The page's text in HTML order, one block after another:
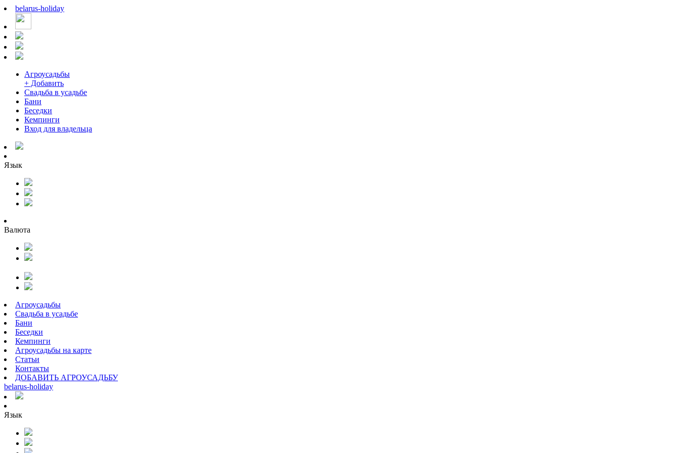
belarus-holiday
Агроусадьбы
+ Добавить
Свадьба в усадьбе
Бани
Беседки
Кемпинги
Вход для владельца
Язык
Валюта
Агроусадьбы
Свадьба в усадьбе
Бани
Беседки
Кемпинги
Агроусадьбы на карте
Статьи
Контакты
ДОБАВИТЬ АГРОУСАДЬБУ
belarus-holiday
Язык